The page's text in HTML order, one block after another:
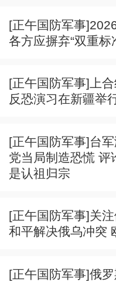
[正午国防军事
各方应摒弃“双重
[正午国防军事]上
反恐演习在新疆举
[正午国防军事]台
党当局制造恐慌 评
是认祖归宗
[正午国防军事]关
和平解决俄乌冲突
[正午国防军事]俄